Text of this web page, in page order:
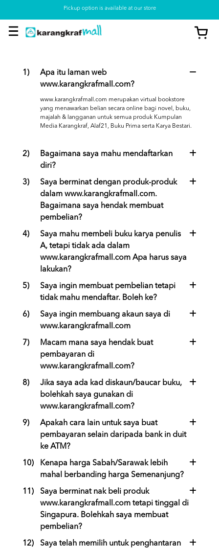
Pickup option is available at our store
1)
Apa itu laman web
www.karangkrafmall.com?
www.karangkrafmall.com merupakan virtual bookstore
yang menawarkan belian secara online bagi novel, buku,
majalah & langganan untuk semua produk Kumpulan
Media Karangkraf, Alaf21, Buku Prima serta Karya Bestari.
2)
Bagaimana saya mahu mendaftarkan
diri?
3)
Saya berminat dengan produk-produk
dalam www.karangkrafmall.com.
Bagaimana saya hendak membuat
pembelian?
4)
Saya mahu membeli buku karya penulis
A, tetapi tidak ada dalam
www.karangkrafmall.com Apa harus saya
lakukan?
5)
Saya ingin membuat pembelian tetapi
tidak mahu mendaftar. Boleh ke?
6)
Saya ingin membuang akaun saya di
www.karangkrafmall.com
7)
Macam mana saya hendak buat
pembayaran di
www.karangkrafmall.com?
8)
Jika saya ada kad diskaun/baucar buku,
bolehkah saya gunakan di
www.karangkrafmall.com?
9)
Apakah cara lain untuk saya buat
pembayaran selain daripada bank in duit
ke ATM?
10)
Kenapa harga Sabah/Sarawak lebih
mahal berbanding harga Semenanjung?
11)
Saya berminat nak beli produk
www.karangkrafmall.com tetapi tinggal di
Singapura. Bolehkah saya membuat
pembelian?
12)
Saya telah memilih untuk penghantaran